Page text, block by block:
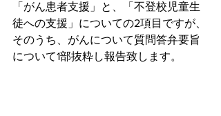
「がん患者支援」と、「不登校児童生
徒への支援」についての2項目ですが、
そのうち、がんについて質問答弁要旨
について1部抜粋し報告致します。